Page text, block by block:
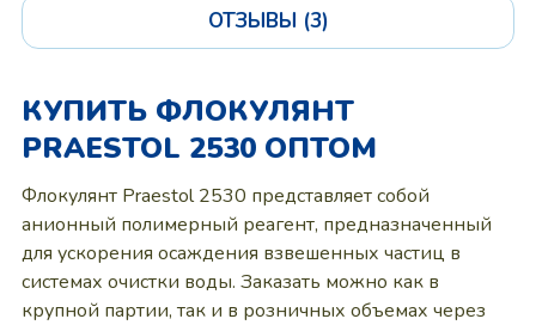
ОТЗЫВЫ (3)
КУПИТЬ ФЛОКУЛЯНТ
PRAESTOL 2530 ОПТОМ
Флокулянт Praestol 2530 представляет собой
анионный полимерный реагент, предназначенный
для ускорения осаждения взвешенных частиц в
системах очистки воды. Заказать можно как в
крупной партии, так и в розничных объемах через